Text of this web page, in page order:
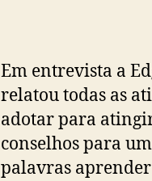
Em entrevista a
relatou todas as
adotar para
conselhos para
palavras